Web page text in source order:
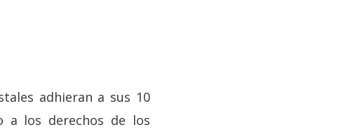
adhieran a sus 10
a los derechos de los